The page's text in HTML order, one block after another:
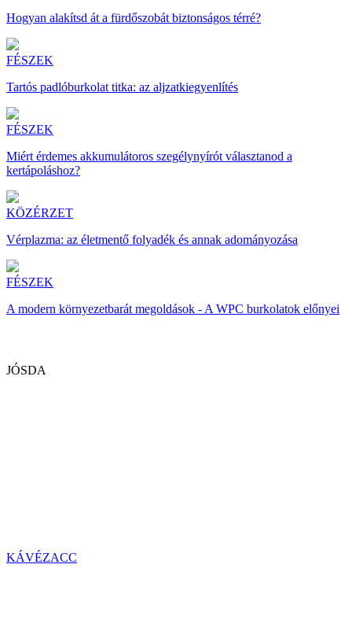
Hogyan alakítsd át a fürdőszobát biztonságos térré?
FÉSZEK
Tartós padlóburkolat titka: az aljzatkiegyenlítés
FÉSZEK
Miért érdemes akkumulátoros szegélynyírót választanod a
kertápoláshoz?
KÖZÉRZET
Vérplazma: az életmentő folyadék és annak adományozása
FÉSZEK
A modern környezetbarát megoldások - A WPC burkolatok előnyei
JÓSDA
KÁVÉZACC